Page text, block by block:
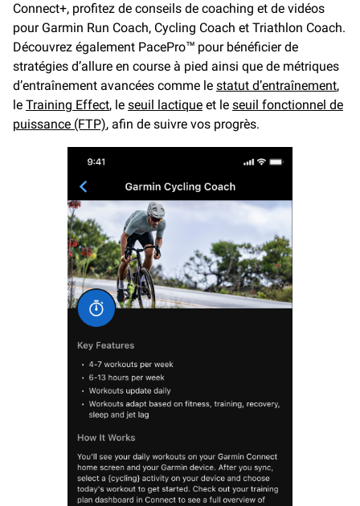
Connect+, profitez de conseils de coaching et de vidéos
pour Garmin Run Coach, Cycling Coach et Triathlon Coach.
Découvrez également PacePro™ pour bénéficier de
stratégies d’allure en course à pied ainsi que de métriques
d’entraînement avancées comme le statut d’entraînement,
le Training Effect, le seuil lactique et le seuil fonctionnel de
puissance (FTP), afin de suivre vos progrès.